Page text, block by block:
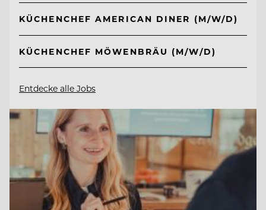
KÜCHENCHEF AMERICAN DINER (M/W/D)
KÜCHENCHEF MÖWENBRÄU (M/W/D)
Entdecke alle Jobs